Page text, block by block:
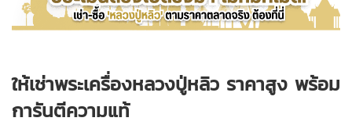
ให้เช่าพระเครื่องหลวงปู่หลิว ราคาสูง พร้อม
การันตีความแท้